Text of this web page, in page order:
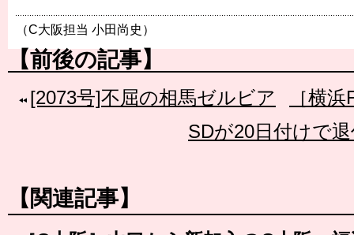
（C大阪担当 小田尚史）
【前後の記事】
[2073号]不屈の相馬ゼルビア
［横
SDが20日付けで
【関連記事】